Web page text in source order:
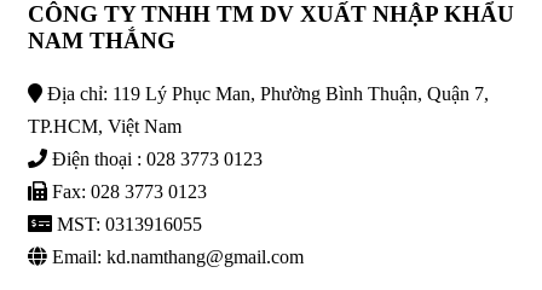
CÔNG TY TNHH TM DV XUẤT NHẬP KHẨU
NAM THẮNG
Địa chỉ: 119 Lý Phục Man, Phường Bình Thuận, Quận 7,
TP.HCM, Việt Nam
Điện thoại : 028 3773 0123
Fax: 028 3773 0123
MST: 0313916055
Email: kd.namthang@gmail.com